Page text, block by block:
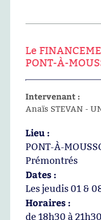
Le
PONT-À-
Intervenant :
Anaïs STEVAN -
Lieu :
PONT-À-
Prémontrés
Dates :
Les jeudis 01 &
Horaires :
de 18h30 à 21h30